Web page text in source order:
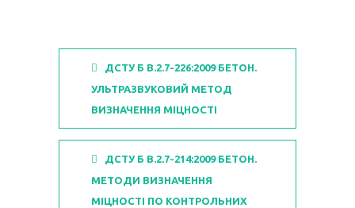
ДСТУ Б В.2.7-226:2009 БЕТОН.
УЛЬТРАЗВУКОВИЙ МЕТОД
ВИЗНАЧЕННЯ МІЦНОСТІ
ДСТУ Б В.2.7-214:2009 БЕТОН.
МЕТОДИ ВИЗНАЧЕННЯ
МІЦНОСТІ ПО КОНТРОЛЬНИХ